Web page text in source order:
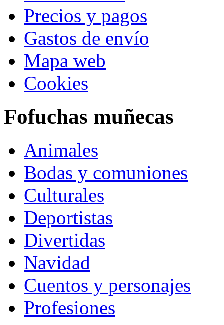
Precios y pagos
Gastos de envío
Mapa web
Cookies
Fofuchas muñecas
Animales
Bodas y comuniones
Culturales
Deportistas
Divertidas
Navidad
Cuentos y personajes
Profesiones